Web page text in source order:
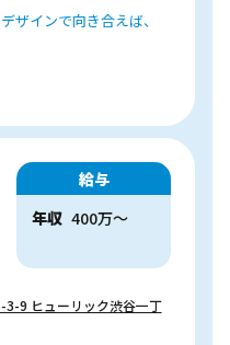
ザインで向き合えば、
給与
年収 400万〜
3-9 ヒューリック渋谷一丁